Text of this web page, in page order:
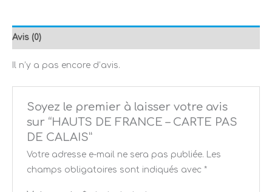
Avis (0)
Il n’y a pas encore d’avis.
Soyez le premier à laisser votre avis
sur “HAUTS DE FRANCE – CARTE PAS
DE CALAIS”
Votre adresse e-mail ne sera pas publiée. Les
champs obligatoires sont indiqués avec *